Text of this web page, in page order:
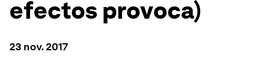
efectos provoca)
23 nov. 2017